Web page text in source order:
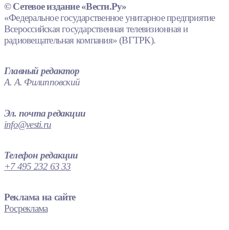
© Сетевое издание «Вести.Ру»
«Федеральное государственное унитарное предприятие
Всероссийская государственная телевизионная и
радиовещательная компания» (ВГТРК).
Главный редактор
А. А. Филипповский
Эл. почта редакции
info@vesti.ru
Телефон редакции
+7 495 232 63 33
Реклама на сайте
Росреклама